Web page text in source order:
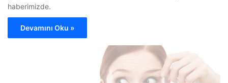
haberimizde.
Devamını Oku »